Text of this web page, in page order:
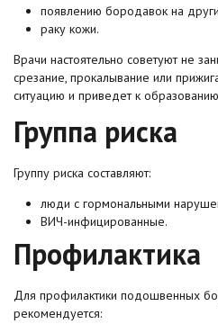
появлению бородавок на
раку кожи.
Врачи настоятельно советуют не
срезание, прокалывание или
ситуацию и приведет к
Группа риска
Группу риска составляют:
люди с гормональными
ВИЧ-инфицированные.
Профилактика
Для профилактики подошвенных
рекомендуется: